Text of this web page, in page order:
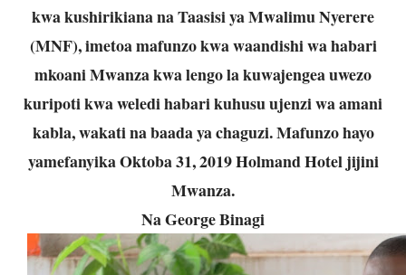
kwa kushirikiana na Taasisi ya Mwalimu Nyerere
(MNF), imetoa mafunzo kwa waandishi wa habari
mkoani Mwanza kwa lengo la kuwajengea uwezo
kuripoti kwa weledi habari kuhusu ujenzi wa amani
kabla, wakati na baada ya chaguzi. Mafunzo hayo
yamefanyika Oktoba 31, 2019 Holmand Hotel jijini
Mwanza.
Na George Binagi